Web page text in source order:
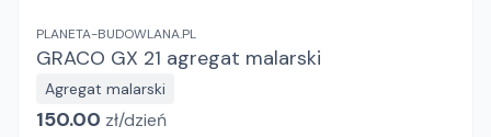
PLANETA-BUDOWLANA.PL
GRACO GX 21 agregat malarski
Agregat malarski
150.00 zł/dzień